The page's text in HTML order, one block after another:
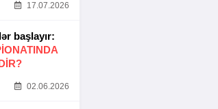
17.07.2026
başlayır:
02.06.2026